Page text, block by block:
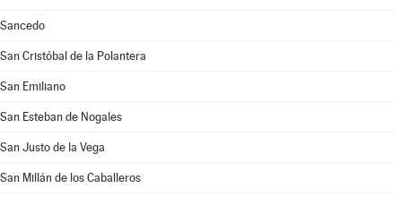
Sancedo
San Cristóbal de la Polantera
San Emiliano
San Esteban de Nogales
San Justo de la Vega
San Millán de los Caballeros